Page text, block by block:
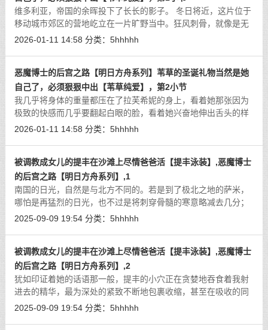
维多利亚，帝国的余晖投下了长长的影子。 冬日将近，这片位于
移动城市郊区的营地屹立在一片旷野当中。狂风刺骨，就像是无
数把匕首狠狠地刺进皮肤的间隙当中，敲打在驻地房屋的加厚玻
2026-01-11 14:58 分类： 5hhhhh
恶魔博士的后宫之路【明日方舟系列】苇草的圣诞礼物当然是她
自己了，必须狠狠中出【苇草纯爱】，第2小节
我几乎将身体的重量都压在了拉芙希妮的身上，看着她那张因为
极致的快感而几乎要翻起白眼的脸，看着她兴奋地伸出舌头的样
子，心中的征服欲得到了前所未有的满足。我直接将腰部死死地
2026-01-11 14:58 分类： 5hhhhh
被调教成女儿的提丰在沙滩上尽情爸爸活【提丰泳装】,恶魔博士
的后宫之路【明日方舟系列】,1
南国的日光，自然是与北方不同的。若是到了极北之地的萨米，
哪怕是再猛烈的日光，也不过是将刺穿骨髓的寒意略减去几分；
而若是到了南方，日光则化作了对肌肤健康的试炼。
2025-09-09 19:54 分类： 5hhhhh
被调教成女儿的提丰在沙滩上尽情爸爸活【提丰泳装】,恶魔博士
的后宫之路【明日方舟系列】,2
犹如印证着她的话语那一般，提丰的小穴正在贪婪地吞食着我射
进去的精华，最为深处的紧致不断地包裹收缩，甚至在吸收的同
时还不忘将爱液一起溢出来，晕染在两人的肌肤上……而沉浸在
2025-09-09 19:54 分类： 5hhhhh